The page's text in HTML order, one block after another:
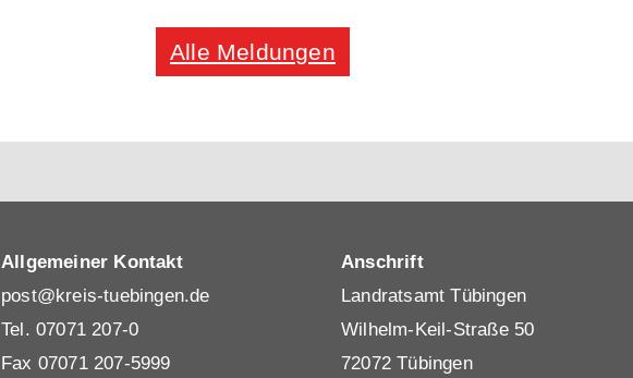
Alle Meldungen
Allgemeiner Kontakt
post@kreis-tuebingen.de
Tel. 07071 207-0
Fax 07071 207-5999
Anschrift
Landratsamt Tübingen
Wilhelm-Keil-Straße 50
72072 Tübingen